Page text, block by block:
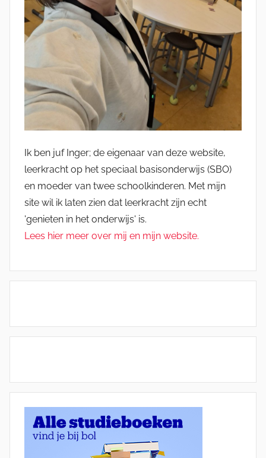
Ik ben juf Inger; de eigenaar van deze website,
leerkracht op het speciaal basisonderwijs (SBO)
en moeder van twee schoolkinderen. Met mijn
site wil ik laten zien dat leerkracht zijn echt
'genieten in het onderwijs' is.
Lees hier meer over mij en mijn website.